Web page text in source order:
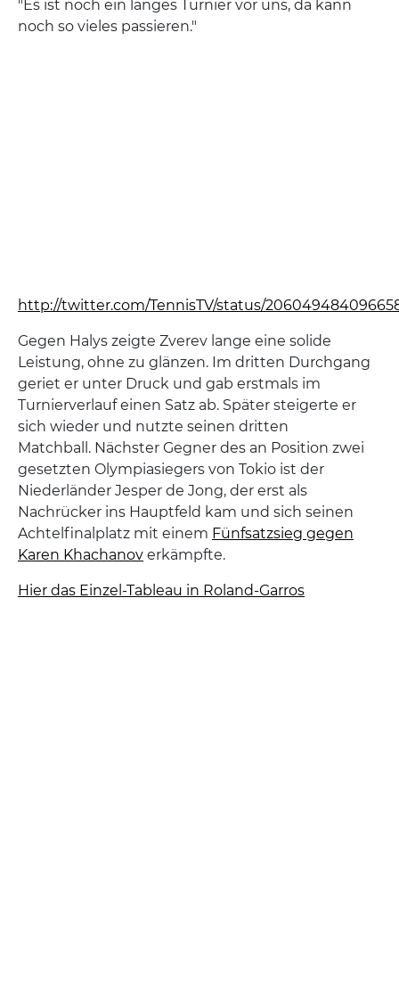
"Es ist noch ein langes Turnier vor uns, da kann
noch so vieles passieren."
http://twitter.com/TennisTV/status/
Gegen Halys zeigte Zverev lange eine solide
Leistung, ohne zu glänzen. Im dritten Durchgang
geriet er unter Druck und gab erstmals im
Turnierverlauf einen Satz ab. Später steigerte er
sich wieder und nutzte seinen dritten
Matchball. Nächster Gegner des an Position zwei
gesetzten Olympiasiegers von Tokio ist der
Niederländer Jesper de Jong, der erst als
Nachrücker ins Hauptfeld kam und sich seinen
Achtelfinalplatz mit einem Fünfsatzsieg gegen
Karen Khachanov erkämpfte.
Hier das Einzel-Tableau in Roland-Garros